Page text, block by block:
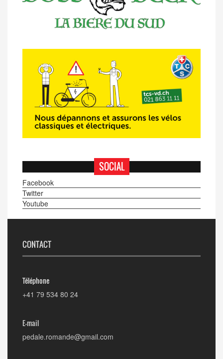
SOCIAL
Facebook
Twitter
Youtube
CONTACT
Téléphone
+41 79 534 80 24
E-mail
pedale.romande@gmail.com